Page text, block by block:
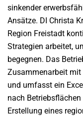
sinkender
Ansätze. DI Christa
Region Freistadt
Strategien arbeitet,
begegnen. Das
Zusammenarbeit mit
und umfasst ein
nach
Erstellung eines